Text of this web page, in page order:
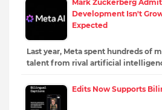
Mark Zuckerberg
Development Isn't
Expected
Last year, Meta spent hundreds of
talent from rival artificial
Edits Now Supports